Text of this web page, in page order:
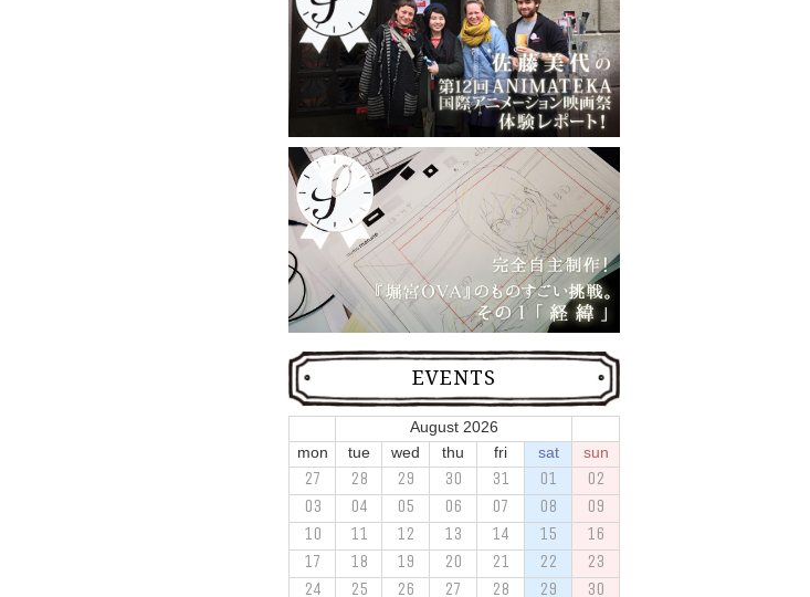
EVENTS
August 2026
mon
tue wed thu fri sat sun
27 28 29 30 31 01
02
03
04 05 06 07 08
09
10
11 12 13 14 15
16
17
18 19 20 21 22
23
24
25 26 27 28 29 30